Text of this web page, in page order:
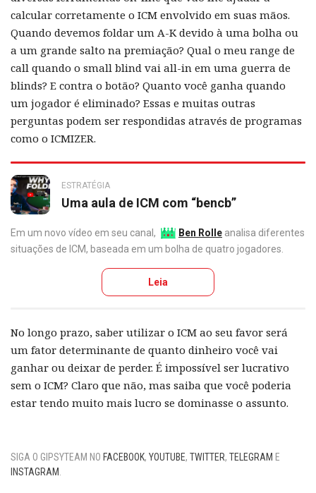
calcular corretamente o ICM envolvido em suas mãos.
Quando devemos foldar um A-K devido à uma bolha ou
a um grande salto na premiação? Qual o meu range de
call quando o small blind vai all-in em uma guerra de
blinds? E contra o botão? Quanto você ganha quando
um jogador é eliminado? Essas e muitas outras
perguntas podem ser respondidas através de programas
como o ICMIZER.
ESTRATÉGIA
Uma aula de ICM com “bencb”
Em um novo vídeo em seu canal, Ben Rolle analisa diferentes
situações de ICM, baseada em um bolha de quatro jogadores.
Leia
No longo prazo, saber utilizar o ICM ao seu favor será
um fator determinante de quanto dinheiro você vai
ganhar ou deixar de perder. É impossível ser lucrativo
sem o ICM? Claro que não, mas saiba que você poderia
estar tendo muito mais lucro se dominasse o assunto.
SIGA O GIPSYTEAM NO FACEBOOK, YOUTUBE, TWITTER, TELEGRAM E
INSTAGRAM